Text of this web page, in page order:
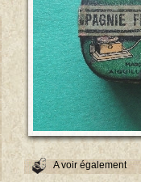
A voir également